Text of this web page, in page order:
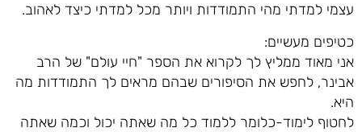
עצמי למדתי מהי התמודדות ויותר מכל למדתי כיצד לאהוב.
כטיפים מעשיים:
אני מאוד ממליץ לך לקרוא את הספר "חיי עולם" של הרב
אבינר, לחפש את הסיפורים שבהם מראים לך התמודדות מה
היא.
לחטוף לימוד-כלומר ללמוד כל מה שאתה יכול וכמה שאתה